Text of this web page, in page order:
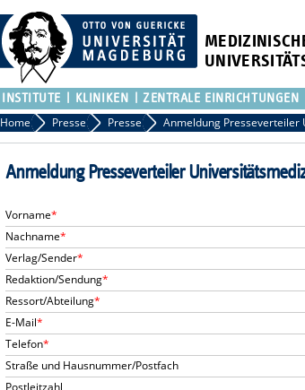
INSTITUTE KLINIKEN ZENTRALE EINRICHTUNGEN
Home Presse Presse
Anmeldung Presseverteiler
Vorname*
Nachname*
Verlag/Sender*
Redaktion/Sendung*
Ressort/Abteilung*
E-Mail*
Telefon*
Straße und Hausnummer/Postfach
Postleitzahl